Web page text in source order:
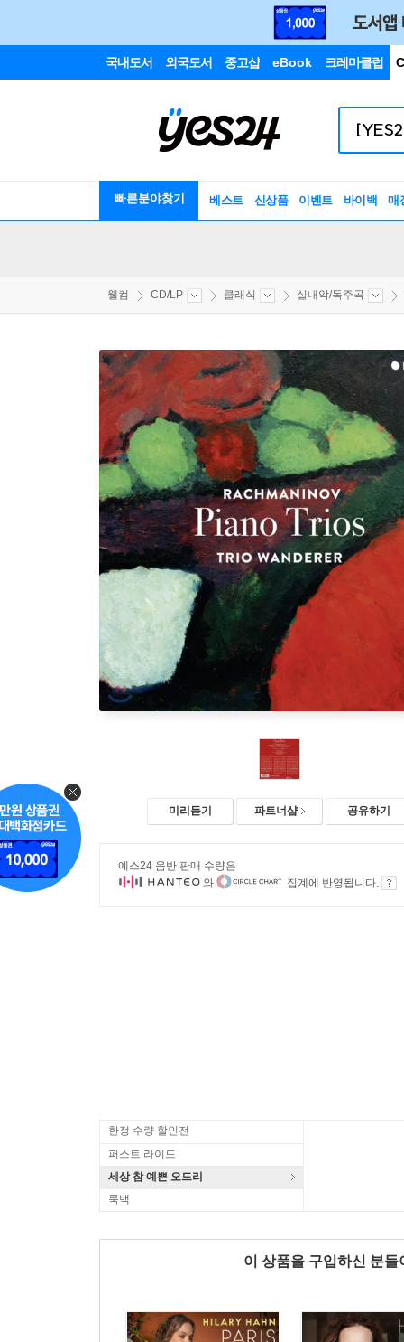
국내도서 외국도서 중고샵 eBook 크레마클럽
빠른분야찾기 베스트 신상품 이벤트 바이백 매
웰컴 CD/LP 클래식 실내악/독주곡
미리듣기 파트너샵 공유하기
예스24 음반 판매 수량은
와
집계에 반영됩니다.
한정 수량 할인전
퍼스트 라이드
세상 참 예쁜 오드리
룩백
이 상품을 구입하신 분